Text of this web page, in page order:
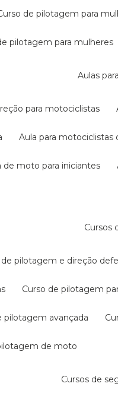
curso de pilotagem para
de pilotagem para mulheres
aulas
para motociclistas
aula para motociclistas
de moto para iniciantes
de pilotagem e direção
curso de pilotagem
pilotagem avançada
de moto
cursos de